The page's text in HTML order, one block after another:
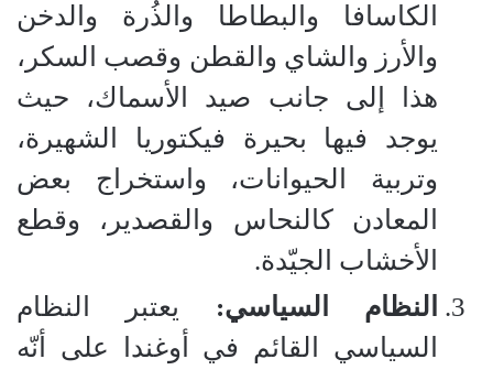
الكاسافا والبطاطا والذُرة والدخن
والأرز والشاي والقطن وقصب السكر،
هذا إلى جانب صيد الأسماك، حيث
يوجد فيها بحيرة فيكتوريا الشهيرة،
وتربية الحيوانات، واستخراج بعض
المعادن كالنحاس والقصدير، وقطع
الأخشاب الجيّدة.
النظام السياسي: يعتبر النظام
السياسي القائم في أوغندا على أنّه